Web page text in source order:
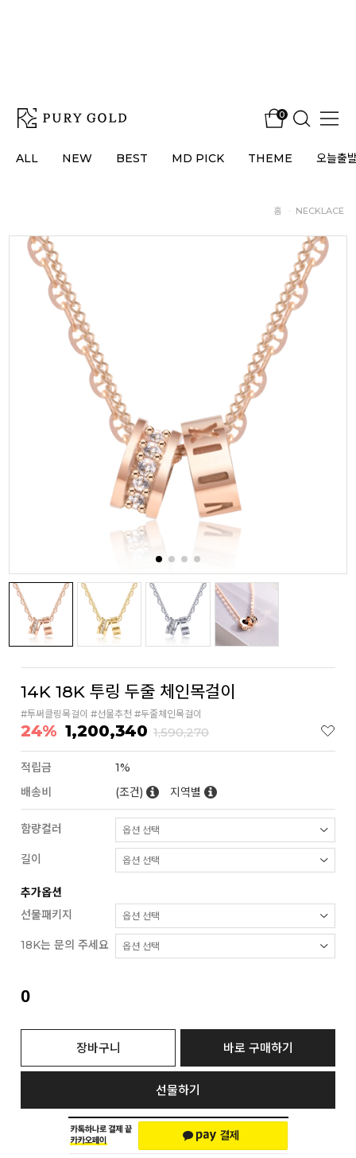
0
ALL NEW BEST MD PICK THEME 오늘출
홈 · NECKLACE
14K 18K 투링 두줄 체인목걸이
#투써클링목걸이 #선물추천 #두줄체인목걸이
24% 1,200,340 1,590,270
적립금
1%
배송비
(조건) 지역별
함량컬러
길이
추가옵션
선물패키지
18K는 문의 주세요
0
장바구니 바로 구매하기
선물하기